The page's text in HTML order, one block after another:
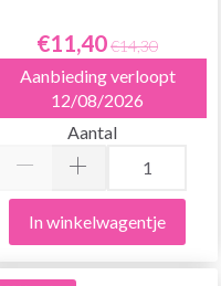
€11,40€14,30
Aanbieding verloopt
12/08/2026
Aantal
In winkelwagentje